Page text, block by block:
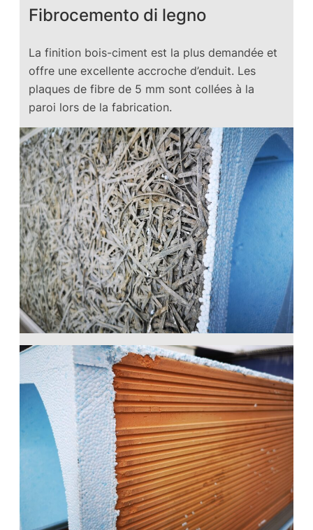
Fibrocemento di legno
La finition bois-ciment est la plus demandée et
offre une excellente accroche d’enduit. Les
plaques de fibre de 5 mm sont collées à la
paroi lors de la fabrication.